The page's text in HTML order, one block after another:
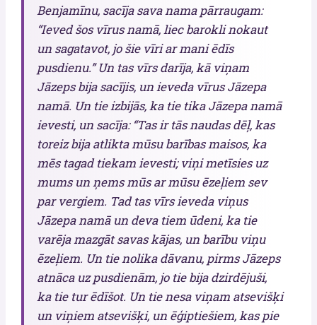
Benjamīnu, sacīja sava nama pārraugam:
“Ieved šos vīrus namā, liec barokli nokaut
un sagatavot, jo šie vīri ar mani ēdīs
pusdienu.” Un tas vīrs darīja, kā viņam
Jāzeps bija sacījis, un ieveda vīrus Jāzepa
namā. Un tie izbijās, ka tie tika Jāzepa namā
ievesti, un sacīja: “Tas ir tās naudas dēļ, kas
toreiz bija atlikta mūsu barības maisos, ka
mēs tagad tiekam ievesti; viņi metīsies uz
mums un ņems mūs ar mūsu ēzeļiem sev
par vergiem. Tad tas vīrs ieveda viņus
Jāzepa namā un deva tiem ūdeni, ka tie
varēja mazgāt savas kājas, un barību viņu
ēzeļiem. Un tie nolika dāvanu, pirms Jāzeps
atnāca uz pusdienām, jo tie bija dzirdējuši,
ka tie tur ēdīšot. Un tie nesa viņam atsevišķi
un viņiem atsevišķi, un ēģiptiešiem, kas pie